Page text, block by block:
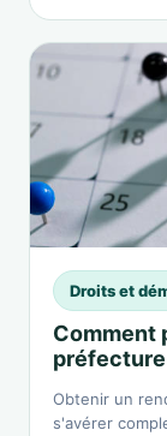
Droits et
Comment
préfecture
Obtenir un
s'avérer